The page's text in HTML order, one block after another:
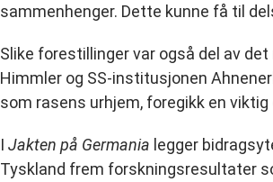
sammenhenger. Dette kunne få til
Slike forestillinger var også del av
Himmler og SS-institusjonen
som rasens urhjem, foregikk en
I Jakten på Germania legger
Tyskland frem forskningsresultater